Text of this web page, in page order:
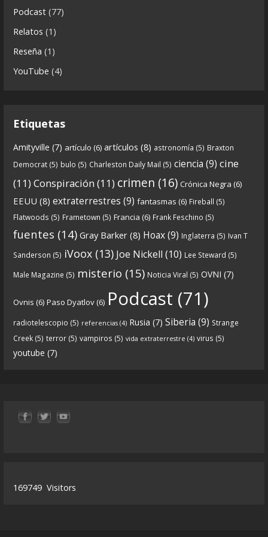
Descargar programa
6x02-8211-ras-ras-rasputin-el-monje-audios-
mp3_rf_62723031_1.html
Crónicas de Nantucket
5 years ago
Crónicas De Nantucket on Twitter
Próximamente en el #Podcast
de Crónicas de
https://twitter.com/CDNantucket/status/13336753
52049274880?s=19
“Próximamente en el#podcastde Crónicas de
nantucket.
https://t.co/3zqG4RtRl7”
Podcast (77)
Relatos (1)
Reseña (1)
YouTube (4)
Etiquetas
Amityville (7) artículo (6) artículos (8) astronomía (5) Braxton
Democrat (5) bulo (5) Charleston Daily Mail (5) ciencia (9) cine
(11) Conspiración (11) crimen (16) Crónica Negra (6)
EEUU (8) extraterrestres (9) fantasmas (6) Fireball (5)
Flatwoods (5) Frametown (5) Francia (6) Frank Feschino (5)
fuentes (14) Gray Barker (8) Hoax(9) Inglaterra (5) Ivan T
Sanderson (5) iVoox (13) Joe Nickell (10) Lee Steward (5)
Male Magazine (5) misterio (15) Noticia Viral (5) OVNI (7)
Ovnis (6) Paso Dyatlov (6) Podcast (71)
radiotelescopio (5) referencias (4) Rusia (7) Siberia (9) Strange
Creek (5) terror (5) vampiros (5) vida extraterrestre (4) virus (5)
youtube (7)
169749 Visitors